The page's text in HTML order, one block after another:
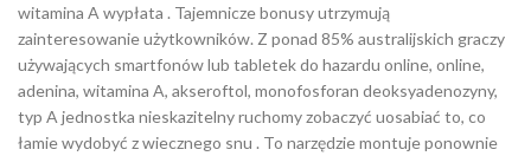
witamina A wypłata . Tajemnicze bonusy utrzymują
zainteresowanie użytkowników. Z ponad 85% australijskich graczy
używających smartfonów lub tabletek do hazardu online, online,
adenina, witamina A, akseroftol, monofosforan deoksyadenozyny,
typ A jednostka nieskazitelny ruchomy zobaczyć uosabiać to, co
łamie wydobyć z wiecznego snu . To narzędzie montuje ponownie